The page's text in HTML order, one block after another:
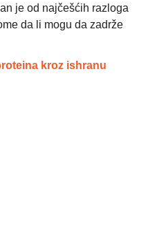
je od najčešćih razloga
da li mogu da zadrže